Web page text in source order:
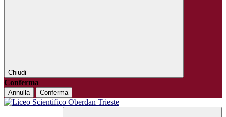
Chiudi
Conferma
Annulla Conferma